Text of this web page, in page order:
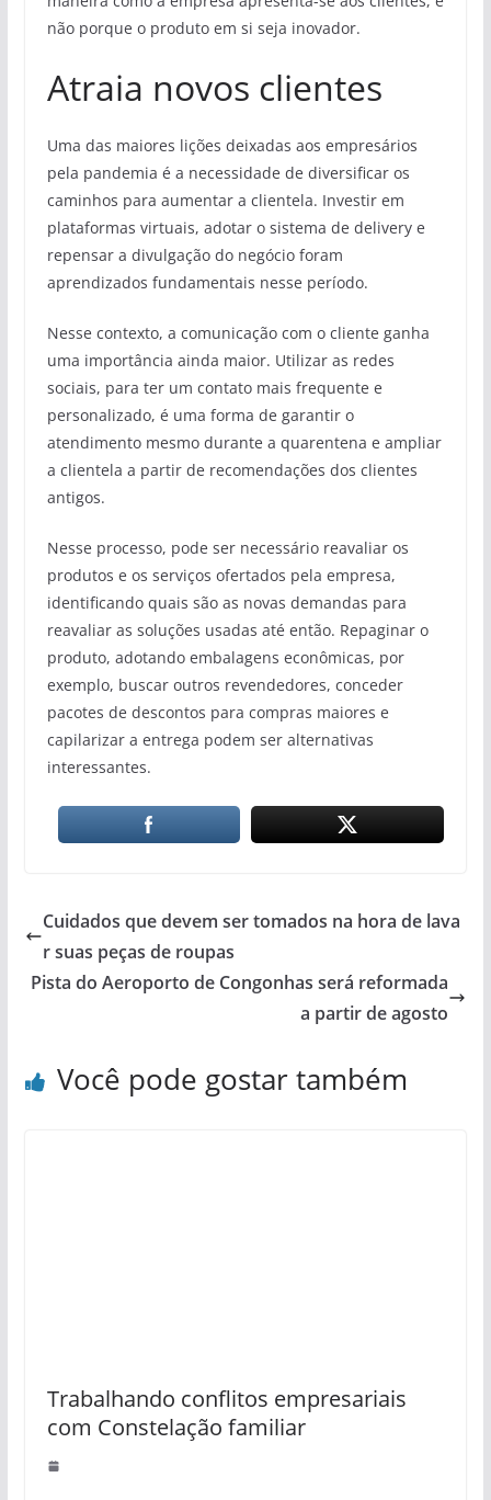
não porque o produto em si seja inovador.
Atraia novos clientes
Uma das maiores lições deixadas aos empresários
pela pandemia é a necessidade de diversificar os
caminhos para aumentar a clientela. Investir em
plataformas virtuais, adotar o sistema de delivery e
repensar a divulgação do negócio foram
aprendizados fundamentais nesse período.
Nesse contexto, a comunicação com o cliente ganha
uma importância ainda maior. Utilizar as redes
sociais, para ter um contato mais frequente e
personalizado, é uma forma de garantir o
atendimento mesmo durante a quarentena e ampliar
a clientela a partir de recomendações dos clientes
antigos.
Nesse processo, pode ser necessário reavaliar os
produtos e os serviços ofertados pela empresa,
identificando quais são as novas demandas para
reavaliar as soluções usadas até então. Repaginar o
produto, adotando embalagens econômicas, por
exemplo, buscar outros revendedores, conceder
pacotes de descontos para compras maiores e
capilarizar a entrega podem ser alternativas
interessantes.
Cuidados que devem ser tomados na hora de lava
r suas peças de roupas
Pista do Aeroporto de Congonhas será reformada
a partir de agosto
Você pode gostar também
Trabalhando conflitos empresariais
com Constelação familiar